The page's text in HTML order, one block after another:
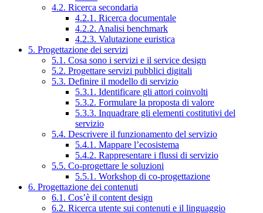
4.2. Ricerca secondaria
4.2.1. Ricerca documentale
4.2.2. Analisi benchmark
4.2.3. Valutazione euristica
5. Progettazione dei servizi
5.1. Cosa sono i servizi e il service design
5.2. Progettare servizi pubblici digitali
5.3. Definire il modello di servizio
5.3.1. Identificare gli attori coinvolti
5.3.2. Formulare la proposta di valore
5.3.3. Inquadrare gli elementi costitutivi del
servizio
5.4. Descrivere il funzionamento del servizio
5.4.1. Mappare l’ecosistema
5.4.2. Rappresentare i flussi di servizio
5.5. Co-progettare le soluzioni
5.5.1. Workshop di co-progettazione
6. Progettazione dei contenuti
6.1. Cos’è il content design
6.2. Ricerca utente sui contenuti e il linguaggio